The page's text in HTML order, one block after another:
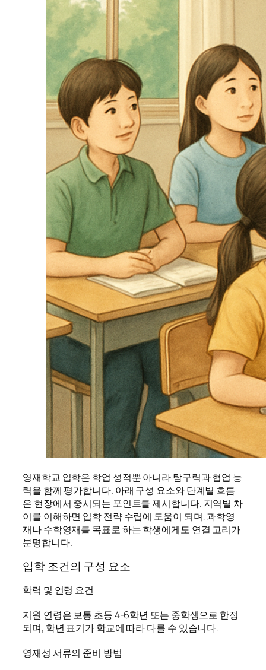
영재학교 입학은 학업 성적뿐 아니라 탐구력과 협업 능
력을 함께 평가합니다. 아래 구성 요소와 단계별 흐름
은 현장에서 중시되는 포인트를 제시합니다. 지역별 차
이를 이해하면 입학 전략 수립에 도움이 되며, 과학영
재나 수학영재를 목표로 하는 학생에게도 연결 고리가
분명합니다.
입학 조건의 구성 요소
학력 및 연령 요건
지원 연령은 보통 초등 4-6학년 또는 중학생으로 한정
되며, 학년 표기가 학교에 따라 다를 수 있습니다.
영재성 서류의 준비 방법